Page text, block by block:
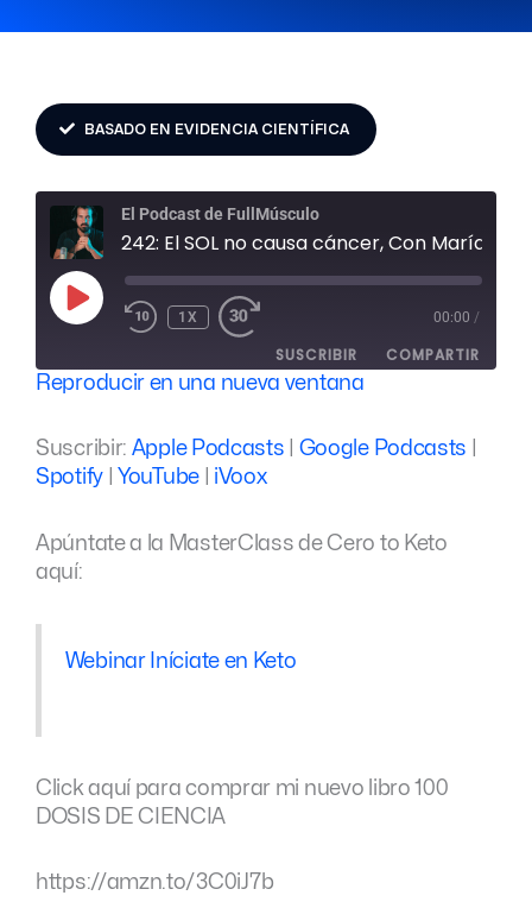
BASADO EN EVIDENCIA CIENTÍFICA
El Podcast de FullMúsculo
REPRODUCIR
EPISODIO
REBOBINAR
10
SEGUNDOS
1X
FAST
FORWARD
30
SECONDS
00:00 /
SUSCRIBIR COMPARTIR
Spotify YouTube
iVoox
FEED RSS
ENLACE
Reproducir en una nueva ventana
Suscribir: Apple Podcasts Google Podcasts
Spotify| YouTube| iVoox
Apúntate a la MasterClass de Cero to Keto
aquí:
Webinar Iníciate en Keto
Click aquí para comprar mi nuevo libro 100
DOSIS DE CIENCIA
https://amzn.to/3C0iJ7b